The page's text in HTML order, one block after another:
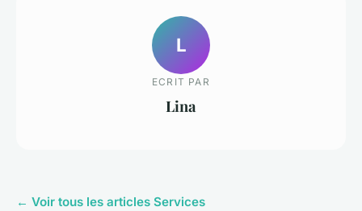
L
ECRIT PAR
Lina
← Voir tous les articles Services